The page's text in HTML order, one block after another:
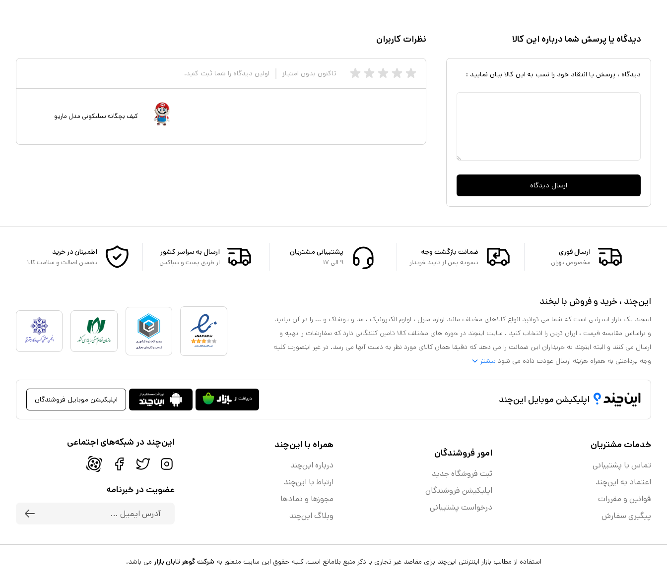
دیدگاه یا پرسش شما درباره این کالا
دیدگاه ، پرسش یا انتقاد خود را نسب به این کالا بیان نمایید :
ارسال دیدگاه
نظرات کاربران
تاکنون بدون امتیاز اولین دیدگاه را شما ثبت کنید.
کیف بچگانه سیلیکونی مدل ماریو
ارسال فوری
مخصوص تهران
ضمانت بازگشت وجه
تسویه پس از تایید خریدار
پشتیبانی مشتریان
۹ الی ۱۷
ارسال به سراسر کشور
از طریق پست و تیپاکس
اطمینان در خرید
تضمین اصالت و سلامت کالا
این‌چند ، خرید و فروش با لبخند
اینچند یک بازار اینترنتی است که شما می توانید انواع کالاهای مختلف مانند لوازم منزل ، لوازم الکترونیک ، مد و پوشاک و ... را در آن بیابید
و براساس مقایسه قیمت ، ارزان ترین را انتخاب کنید . سایت اینچند در حوزه های مختلف کالا تامین کنندگانی دارد که سفارشات را تهیه و
ارسال می کنند و البته اینچند به خریداران این ضمانت را می دهد که دقیقا همان کالای مورد نظر به دست آنها می رسد. در غیر اینصورت کلیه
وجه پرداختی به همراه هزینه ارسال عودت داده می شود بیشتر
اپلیکیشن موبایل این‌چند اپلیکیشن موبایل فروشندگان
خدمات مشتریان
تماس با پشتیبانی
اعتماد به این‌چند
قوانین و مقررات
پیگیری سفارش
امور فروشندگان
ثبت فروشگاه جدید
اپلیکیشن فروشندگان
درخواست پشتیبانی
همراه با این‌چند
درباره این‌چند
ارتباط با این‌چند
مجوزها و نماد‌ها
وبلاگ این‌چند
این‌چند در شبکه‌های اجتماعی
عضویت در خبرنامه
استفاده از مطالب بازار اینترنتی این‌چند برای مقاصد غیر تجاری با ذکر منبع بلامانع است. کلیه حقوق این سایت متعلق به شرکت گوهر تابان بازار می باشد.